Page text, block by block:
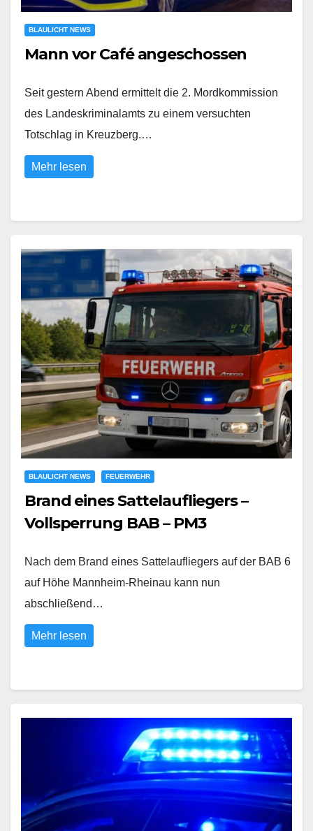
BLAULICHT NEWS
Mann vor Café angeschossen
Seit gestern Abend ermittelt die 2. Mordkommission
des Landeskriminalamts zu einem versuchten
Totschlag in Kreuzberg.…
Mehr lesen
BLAULICHT NEWS FEUERWEHR
Brand eines Sattelaufliegers –
Vollsperrung BAB – PM3
Nach dem Brand eines Sattelaufliegers auf der BAB 6
auf Höhe Mannheim-Rheinau kann nun
abschließend…
Mehr lesen